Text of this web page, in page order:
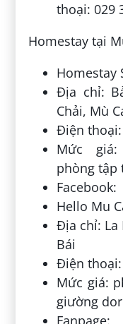
thoại: 029
Homestay tại
Homestay
Địa chỉ:
Chải, Mù
Điện thoại:
Mức giá:
phòng tập
Facebook:
Hello Mu
Địa chỉ: La
Bái
Điện thoại:
Mức giá:
giường
Fanpage: